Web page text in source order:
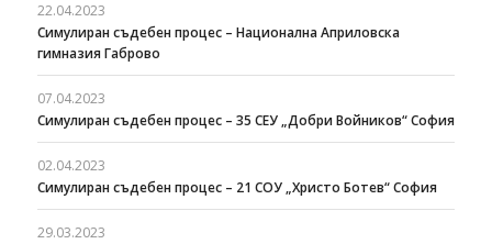
22.04.2023
Симулиран съдебен процес – Национална Априловска
гимназия Габрово
07.04.2023
Симулиран съдебен процес – 35 СЕУ „Добри Войников“ София
02.04.2023
Симулиран съдебен процес – 21 СОУ „Христо Ботев“ София
29.03.2023